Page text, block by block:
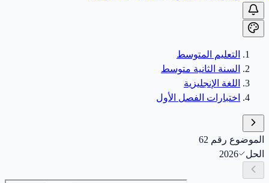
التعليم المتوسط
السنة الثانية متوسط
اللغة الإنجليزية
اختبارات الفصل الأول
الموضوع رقم 62
الحل
2026